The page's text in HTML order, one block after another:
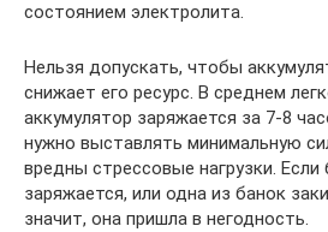
состоянием электролита.
Нельзя допускать, чтобы
снижает его ресурс. В среднем
аккумулятор заряжается за 7-8
нужно выставлять минимальную
вредны стрессовые нагрузки. Если
заряжается, или одна из банок
значит, она пришла в негодность.